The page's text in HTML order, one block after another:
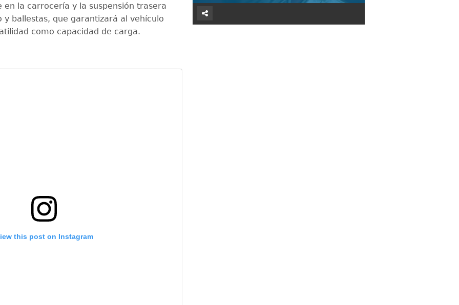
en la carrocería y la suspensión trasera
y ballestas, que garantizará al vehículo
como capacidad de carga.
this post on Instagram